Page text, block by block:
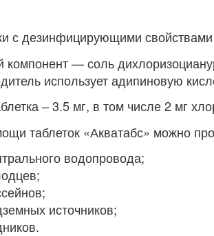
с дезинфицирующими
компонент — соль
использует адипиновую
– 3.5 мг, в том числе 2 мг
таблеток «Акватабс» можно
водопровода;
источников;